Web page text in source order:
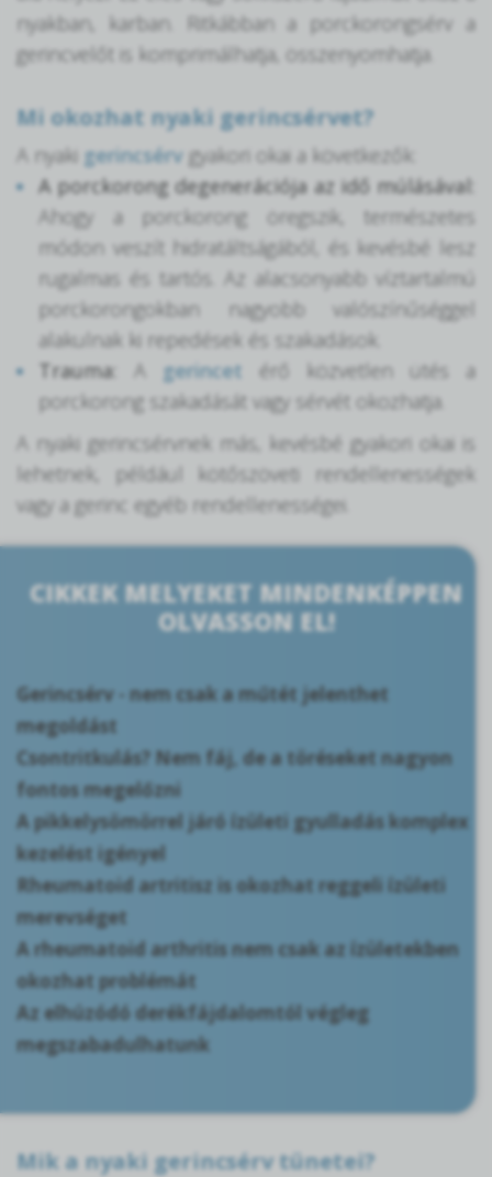
nyakban, karban. Ritkábban a porckorongsérv a
gerincvelőt is komprimálhatja, összenyomhatja.
Mi okozhat nyaki gerincsérvet?
A nyaki gerincsérv gyakori okai a következők:
A porckorong degenerációja az idő múlásával:
Ahogy a porckorong öregszik, természetes
módon veszít hidratáltságából, és kevésbé lesz
rugalmas és tartós. Az alacsonyabb víztartalmú
porckorongokban nagyobb valószínűséggel
alakulnak ki repedések és szakadások.
Trauma:
A gerincet érő közvetlen ütés a
porckorong szakadását vagy sérvét okozhatja.
A nyaki gerincsérvnek más, kevésbé gyakori okai is
lehetnek, például kötőszöveti rendellenességek
vagy a gerinc egyéb rendellenességei.
CIKKEK MELYEKET MINDENKÉPPEN
OLVASSON EL!
Gerincsérv - nem csak a műtét jelenthet
megoldást
Csontritkulás? Nem fáj, de a töréseket nagyon
fontos megelőzni
A pikkelysömörrel járó ízületi gyulladás komplex
kezelést igényel
Rheumatoid artritisz is okozhat reggeli ízületi
merevséget
A rheumatoid arthritis nem csak az ízületekben
okozhat problémát
Az elhúzódó derékfájdalomtól végleg
megszabadulhatunk
Mik a nyaki gerincsérv tünetei?